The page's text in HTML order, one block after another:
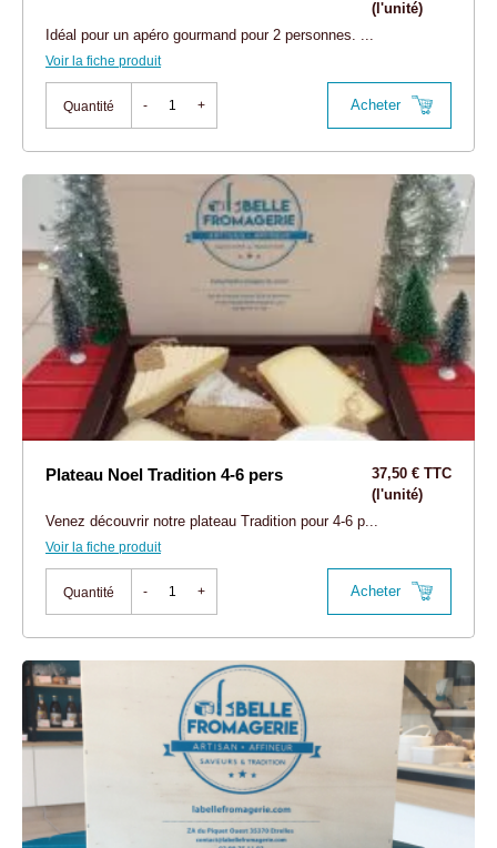
(l'unité)
Idéal pour un apéro gourmand pour 2 personnes. ...
Voir la fiche produit
Quantité - + Acheter
Plateau Noel Tradition 4-6 pers
37,50 € TTC
(l'unité)
Venez découvrir notre plateau Tradition pour 4-6 p...
Voir la fiche produit
Quantité - + Acheter